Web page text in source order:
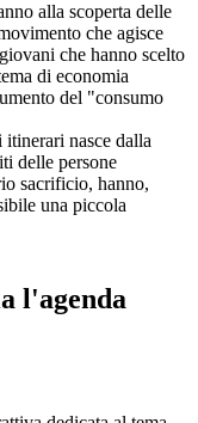
alla scoperta delle
che agisce
che hanno scelto
di economia
del "consumo
nasce dalla
delle persone
sacrificio, hanno,
una piccola
l'agenda